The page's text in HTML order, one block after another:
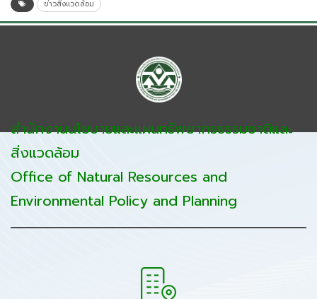
ข่าวสิ่งแวดล้อม
สำนักงานนโยบายและแผนทรัพยากรธรรมชาติและ
สิ่งแวดล้อม
Office of Natural Resources and
Environmental Policy and Planning